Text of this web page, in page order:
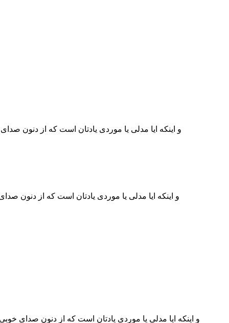
و اینکه ایا مدلی یا موردی یادتان است که از دنون
و اینکه ایا مدلی یا موردی یادتان است که از دنون
و اینکه ایا مدلی یا موردی یادتان است که از دنون صدای